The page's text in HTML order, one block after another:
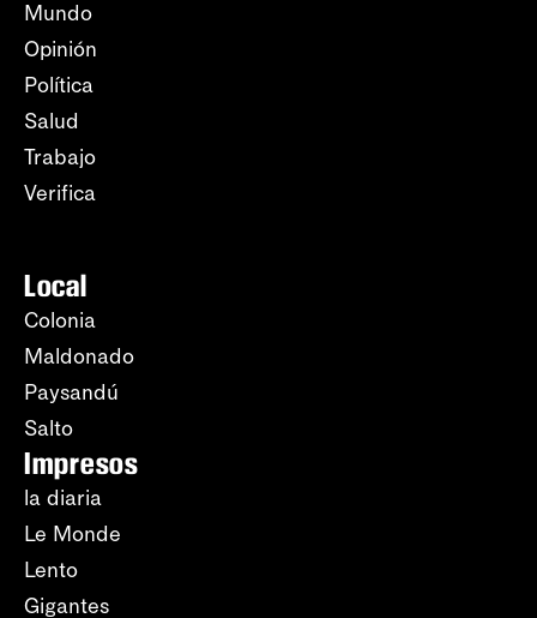
Mundo
Opinión
Política
Salud
Trabajo
Verifica
Local
Colonia
Maldonado
Paysandú
Salto
Impresos
la diaria
Le Monde
Lento
Gigantes